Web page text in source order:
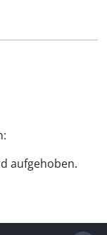
aufgehoben.